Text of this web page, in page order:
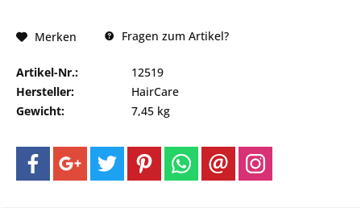
Merken Fragen zum Artikel?
Artikel-Nr.:
12519
Hersteller:
HairCare
Gewicht:
7,45 kg